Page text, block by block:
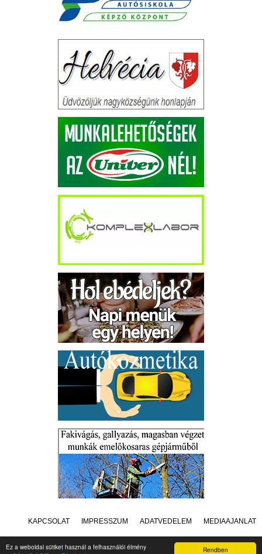
Rendben
Ez a weboldal sütiket használ a felhasználói élmény
KAPCSOLAT IMPRESSZUM ADATVÉDELEM MÉDIAAJÁNLAT